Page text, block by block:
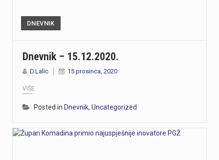
DNEVNIK
Dnevnik – 15.12.2020.
D.Lalic 15 prosinca, 2020
VIŠE
Posted in Dnevnik, Uncategorized